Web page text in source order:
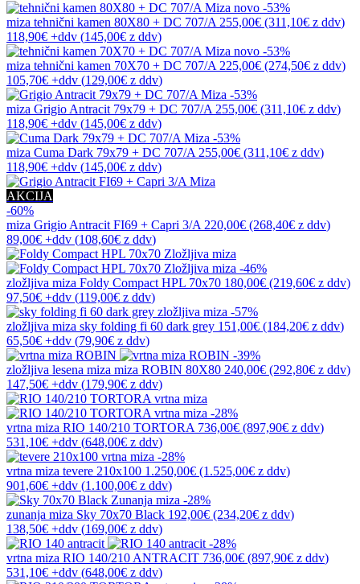
novo -53%
miza tehnični kamen 80X80 + DC 707/A 255,00€ (311,10€ z ddv)
118,90€ +ddv (145,00€ z ddv)
novo -53%
miza tehnični kamen 70X70 + DC 707/A 225,00€ (274,50€ z ddv)
105,70€ +ddv (129,00€ z ddv)
-53%
miza Grigio Antracit 79x79 + DC 707/A 255,00€ (311,10€ z ddv)
118,90€ +ddv (145,00€ z ddv)
-53%
miza Cuma Dark 79x79 + DC 707/A 255,00€ (311,10€ z ddv)
118,90€ +ddv (145,00€ z ddv)
AKCIJA
-60%
miza Grigio Antracit FI69 + Capri 3/A 220,00€ (268,40€ z ddv)
89,00€ +ddv (108,60€ z ddv)
-46%
zložljiva miza Foldy Compact HPL 70x70 180,00€ (219,60€ z ddv)
97,50€ +ddv (119,00€ z ddv)
-57%
zložljiva miza sky folding fi 60 dark grey 151,00€ (184,20€ z ddv)
65,50€ +ddv (79,90€ z ddv)
-39%
zložljiva lesena miza miza ROBIN 80X80 240,00€ (292,80€ z ddv)
147,50€ +ddv (179,90€ z ddv)
-28%
vrtna miza RIO 140/210 TORTORA 736,00€ (897,90€ z ddv)
531,10€ +ddv (648,00€ z ddv)
-28%
vrtna miza tevere 210x100 1.250,00€ (1.525,00€ z ddv)
901,60€ +ddv (1.100,00€ z ddv)
-28%
zunanja miza Sky 70x70 Black 192,00€ (234,20€ z ddv)
138,50€ +ddv (169,00€ z ddv)
-28%
vrtna miza RIO 140/210 ANTRACIT 736,00€ (897,90€ z ddv)
531,10€ +ddv (648,00€ z ddv)